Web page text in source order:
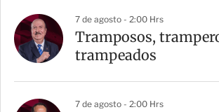
7 de agosto - 2:00 Hrs
Tramposos,
trampeados
7 de agosto - 2:00 Hrs